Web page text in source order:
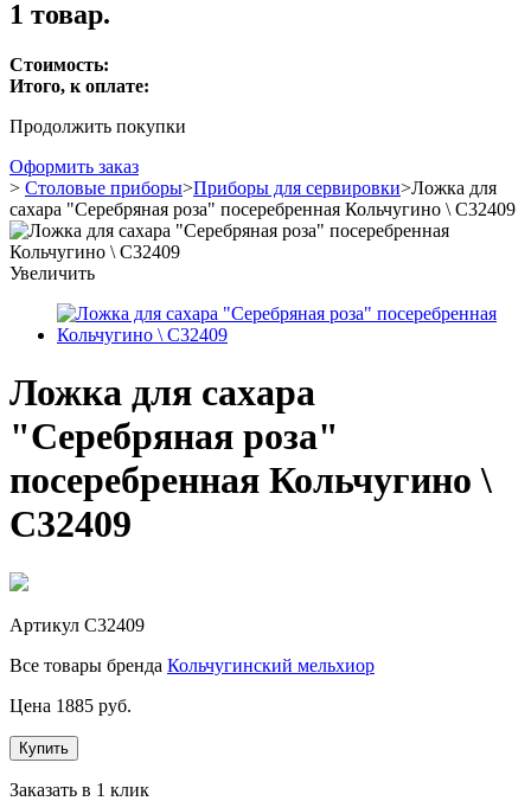
1 товар.
Стоимость:
Итого, к оплате:
Продолжить покупки
Оформить заказ
> Столовые приборы>Приборы для сервировки>Ложка для
сахара "Серебряная роза" посеребренная Кольчугино \ С32409
Увеличить
Ложка для сахара
"Серебряная роза"
посеребренная Кольчугино \
С32409
Артикул С32409
Все товары бренда Кольчугинский мельхиор
Цена 1885 руб.
Купить
Заказать в 1 клик